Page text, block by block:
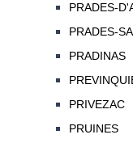
PRADES-
PRADES-
PRADINAS
PRIVEZAC
PRUINES